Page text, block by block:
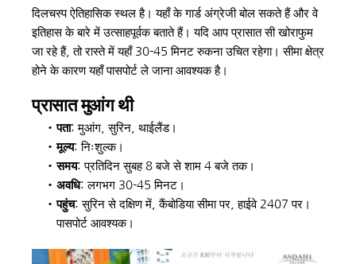
दिलचस्प ऐतिहासिक स्थल है। यहाँ के गार्ड अंग्रेजी बोल सकते हैं और वे
इतिहास के बारे में उत्साहपूर्वक बताते हैं। यदि आप प्रासात सी खोराफुम
जा रहे हैं, तो रास्ते में यहाँ 30-45 मिनट रुकना उचित रहेगा। सीमा क्षेत्र
होने के कारण यहाँ पासपोर्ट ले जाना आवश्यक है।
प्रासात मुआंग थी
पता: मुआंग, सुरिन, थाईलैंड।
मूल्य: निःशुल्क।
समय: प्रतिदिन सुबह 8 बजे से शाम 4 बजे तक।
अवधि: लगभग 30-45 मिनट।
पहुंच: सुरिन से दक्षिण में, कैंबोडिया सीमा पर, हाईवे 2407 पर।
पासपोर्ट आवश्यक।